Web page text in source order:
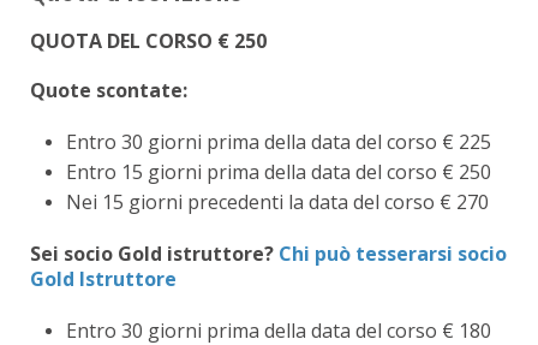
QUOTA DEL CORSO € 250
Quote scontate:
Entro 30 giorni prima della data del corso € 225
Entro 15 giorni prima della data del corso € 250
Nei 15 giorni precedenti la data del corso € 270
Sei socio Gold istruttore? Chi può tesserarsi socio
Gold Istruttore
Entro 30 giorni prima della data del corso € 180